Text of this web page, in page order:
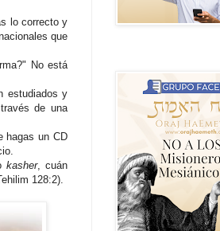
lo correcto y
que
No está
estudiados y
de una
hagas un CD
kasher, cuán
128:2).